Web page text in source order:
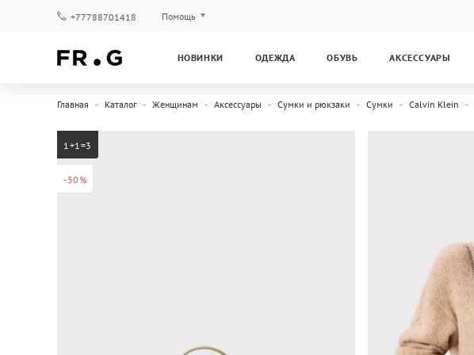
+77788701418 Помощь
НОВИНКИ ОДЕЖДА ОБУВЬ АКСЕССУАРЫ
Главная Каталог Женщинам Аксессуары Сумки и рюкзаки Сумки Calvin Klein
-50%
1+1=3